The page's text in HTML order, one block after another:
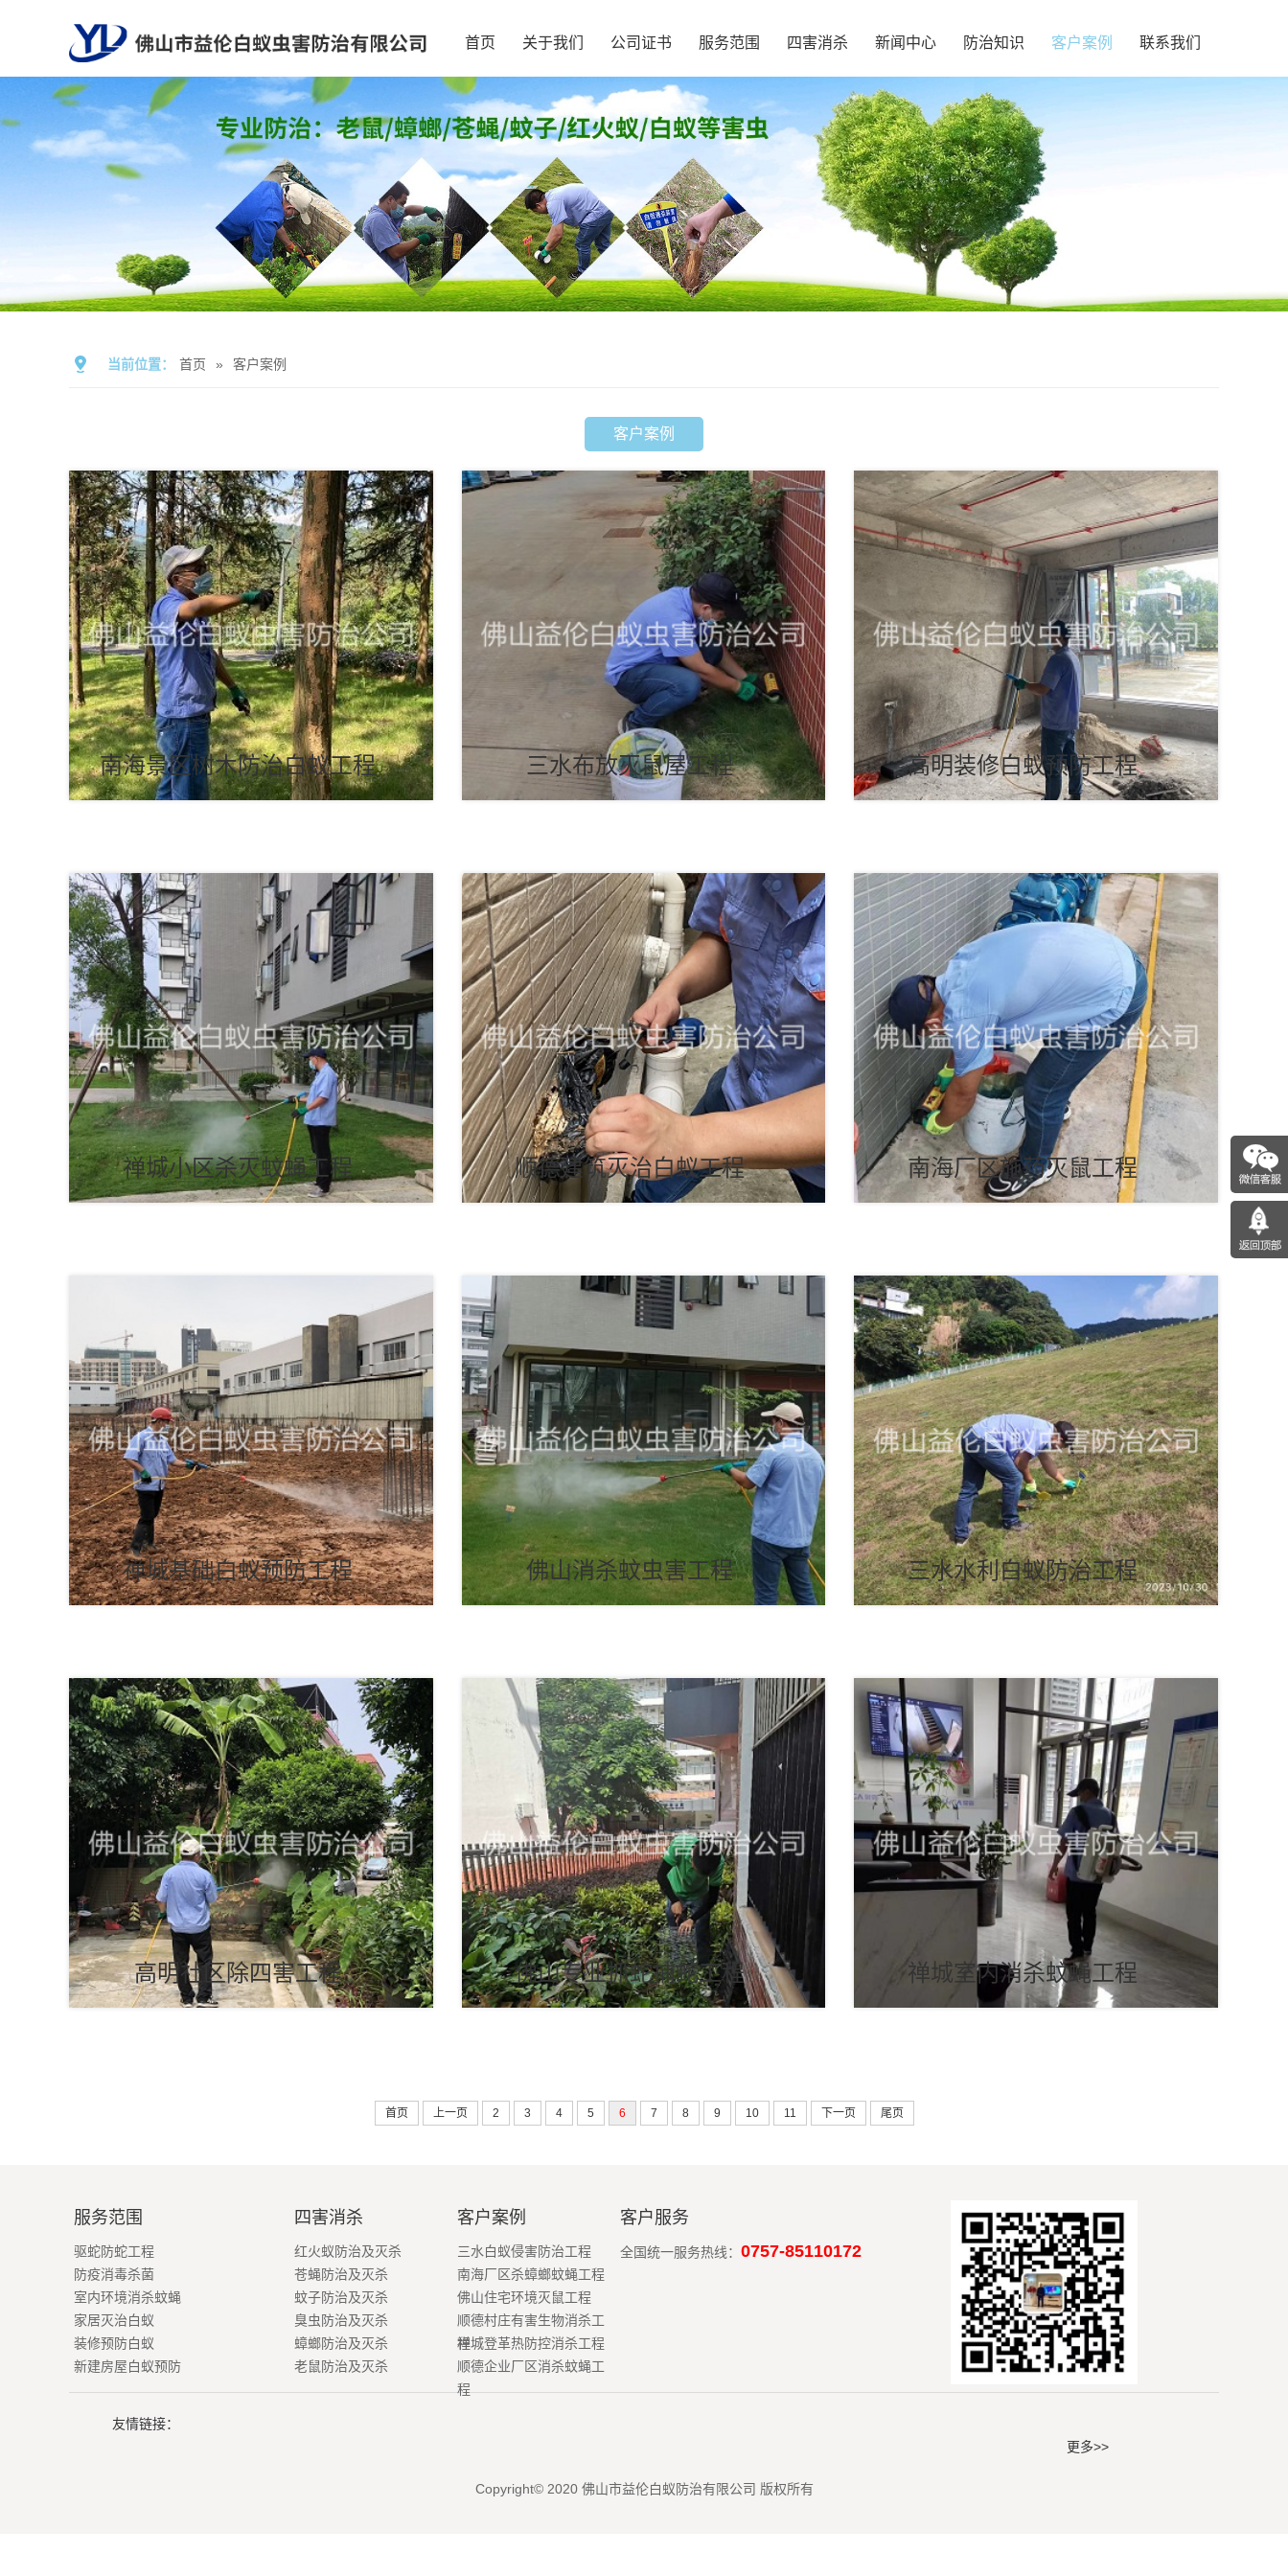
首页 关于我们 公司证书 服务范围 四害消杀 新闻中心 防治知识 客户案例 联系我们
当前位置： 首页 » 客户案例
客户案例
南海景区树木防治白蚁工程 三水布放灭鼠屋工程 高明装修白蚁预防工程
禅城小区杀灭蚊蝇工程 顺德建筑灭治白蚁工程 南海厂区施药灭鼠工程
禅城基础白蚁预防工程 佛山消杀蚊虫害工程 三水水利白蚁防治工程
高明社区除四害工程 佛山专业抓蛇捕蛇工程 禅城室内消杀蚊蝇工程
首页 上一页 2 3 4 5 6 7 8 9 10 11 下一页 尾页
服务范围
驱蛇防蛇工程
防疫消毒杀菌
室内环境消杀蚊蝇
家居灭治白蚁
装修预防白蚁
新建房屋白蚁预防
四害消杀
红火蚁防治及灭杀
苍蝇防治及灭杀
蚊子防治及灭杀
臭虫防治及灭杀
蟑螂防治及灭杀
老鼠防治及灭杀
客户案例
三水白蚁侵害防治工程
南海厂区杀蟑螂蚊蝇工程
佛山住宅环境灭鼠工程
顺德村庄有害生物消杀工
程
禅城登革热防控消杀工程
顺德企业厂区消杀蚊蝇工
程
客户服务
全国统一服务热线： 0757-85110172
友情链接：
更多>>
Copyright© 2020 佛山市益伦白蚁防治有限公司 版权所有